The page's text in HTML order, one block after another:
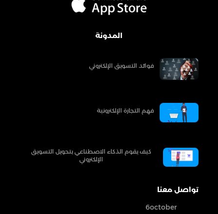
المدونة
فوائد التسويق الإلكتروني
فهم التجارة الإلكترونية
كيف يقوم الذكاء الاصطناعي بتحويل التسويق
الإلكتروني
تواصل معنا
6october